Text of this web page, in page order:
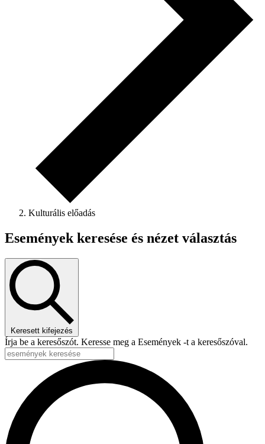
Kulturális előadás
Események keresése és nézet választás
Keresett kifejezés
Írja be a keresőszót. Keresse meg a Események -t a keresőszóval.